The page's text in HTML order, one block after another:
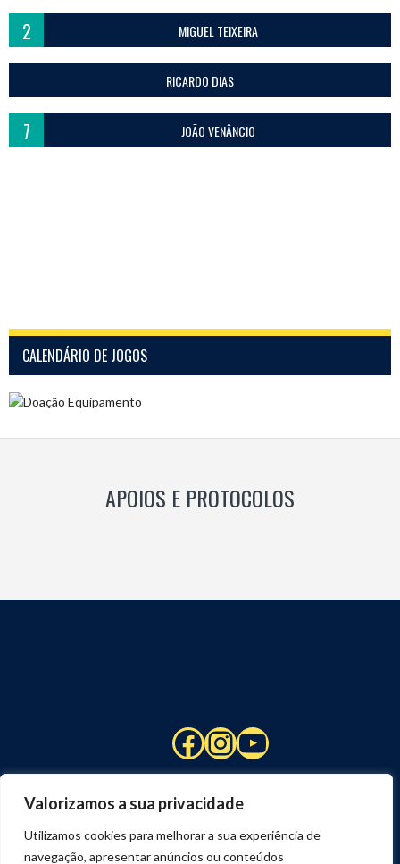
Valorizamos a sua privacidade
Utilizamos cookies para melhorar a sua experiência de
navegação, apresentar anúncios ou conteúdos
2 MIGUEL TEIXEIRA
RICARDO DIAS
7 JOÃO VENÂNCIO
CALENDÁRIO DE JOGOS
APOIOS E PROTOCOLOS
Facebook
Instagram
YouTube